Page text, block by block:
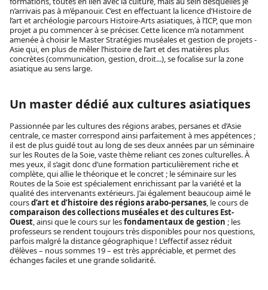
n’arrivais pas à m’épanouir. C’est en effectuant la licence d’Histoire de
l’art et archéologie parcours Histoire-Arts asiatiques, à l’ICP, que mon
projet a pu commencer à se préciser. Cette licence m’a notamment
amenée à choisir le Master Stratégies muséales et gestion de projets -
Asie qui, en plus de mêler l’histoire de l’art et des matières plus
concrètes (communication, gestion, droit...), se focalise sur la zone
asiatique au sens large.
Un master dédié aux cultures asiatiques
Passionnée par les cultures des régions arabes, persanes et d’Asie
centrale, ce master correspond ainsi parfaitement à mes appétences ;
il est de plus guidé tout au long de ses deux années par un séminaire
sur les Routes de la Soie, vaste thème reliant ces zones culturelles. À
mes yeux, il s’agit donc d’une formation particulièrement riche et
complète, qui allie le théorique et le concret ; le séminaire sur les
Routes de la Soie est spécialement enrichissant par la variété et la
qualité des intervenants extérieurs. J’ai également beaucoup aimé le
coursd’art et d’histoire des régions arabo-persanes, le cours de
comparaison des collections muséales et des cultures Est-
Ouest, ainsi que le cours sur lesfondamentaux de gestion ; les
professeurs se rendent toujours très disponibles pour nos questions,
parfois malgré la distance géographique ! L’effectif assez réduit
d’élèves – nous sommes 19 – est très appréciable, et permet des
échanges faciles et une grande solidarité.